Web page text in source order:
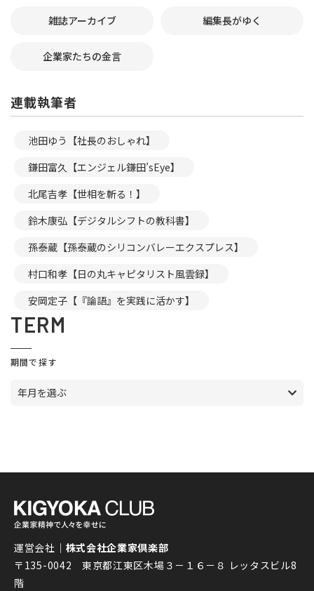
雑誌アーカイブ 編集長がゆく
企業家たちの金言
連載執筆者
池田ゆう【社長のおしゃれ】
鎌田富久【エンジェル鎌田’sEye】
北尾吉孝【世相を斬る！】
鈴木康弘【デジタルシフトの教科書】
孫泰蔵【孫泰蔵のシリコンバレーエクスプレス】
村口和孝【日の丸キャピタリスト風雲録】
安岡定子【『論語』を実践に活かす】
TERM
期間で探す
年月を選ぶ
運営会社｜ 株式会社企業家倶楽部
〒135-0042 東京都江東区木場３－１６－８ レッタスビル8
階